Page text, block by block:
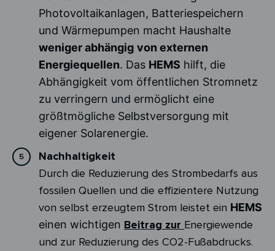
Photovoltaikanlagen, Batteriespeichern
und Wärmepumpen macht Haushalte
weniger abhängig von externen
Energiequellen. Das HEMS hilft, die
Abhängigkeit vom öffentlichen Stromnetz
zu verringern und ermöglicht eine
größtmögliche Selbstversorgung mit
eigener Solarenergie.
Nachhaltigkeit
Durch die Reduzierung des Strombedarfs aus
fossilen Quellen und die effizientere Nutzung
von selbst erzeugtem Strom leistet ein HEMS
einen wichtigen Beitrag zur Energiewende
und zur Reduzierung des CO2-Fußabdrucks.